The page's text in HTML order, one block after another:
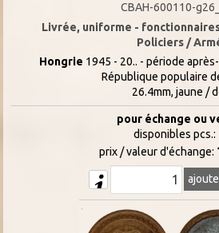
CBAH-600110-
Livrée, uniforme -
Policiers /
Hongrie 1945 - 20.. - période
République populaire
26.4mm, jaune /
pour échange ou
disponibles pcs.:
prix / valeur d'échange: